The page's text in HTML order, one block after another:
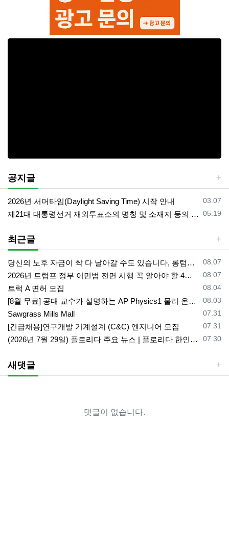
공지글
등록일
03.07
2026년 서머타임(Daylight Saving Time) 시작 안내
등록일
05.19
제21대 대통령선거 재외투표소의 명칭 및 소재지 등의 공고/올랜도 제외 투표소
최근글
등록일
08.07
당신의 노후 자금이 싹 다 날아갈 수도 있습니다, 롱텀케어 준비 하기
등록일
08.07
2026년 트럼프 정부 이민법 전면 시행 꼭 알아야 할 4가지!!
등록일
08.04
트럭 A 면허 모집
등록일
08.03
[8월 무료] 공대 교수가 설명하는 AP Physics1 물리 온라인 강의
등록일
07.31
Sawgrass Mills Mall
등록일
07.31
[긴급채용]연구개발 기계설계 (C&C) 엔지니어 모집
등록일
07.30
(2026년 7월 29일) 플로리다 주요 뉴스 | 플로리다 한인 닷컴
새댓글
댓글이 없습니다.